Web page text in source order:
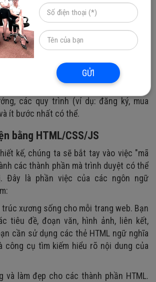
nút, form...). Có thể vẽ tay hoặc
Figma, Adobe XD.
Phát triển wireframe thành bản thiết
chữ, hình ảnh chi tiết hơn. Thậm chí
tác giả lập để xem luồng trải nghiệm
người dùng (UX): Đảm bảo website
các quy trình (ví dụ: đăng ký, mua
ít bước nhất có thể.
bằng HTML/CSS/JS
kế, chúng ta sẽ bắt tay vào việc "mã
các thành phần mà trình duyệt có thể
Đây là phần việc của các ngôn ngữ
trúc xương sống cho mỗi trang web. Bạn
tiêu đề, đoạn văn, hình ảnh, liên kết,
cần sử dụng các thẻ HTML ngữ nghĩa
công cụ tìm kiếm hiểu rõ nội dung của
và làm đẹp cho các thành phần HTML.
GỬI